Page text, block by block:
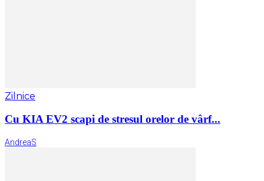
Zilnice
Cu KIA EV2 scapi de stresul orelor de vârf...
AndreaS